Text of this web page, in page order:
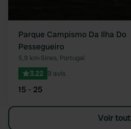
Parque Campismo Da Ilha Do
Pessegueiro
5,9 km•Sines, Portugal
3.22 9 avis
15 - 25
Voir tout